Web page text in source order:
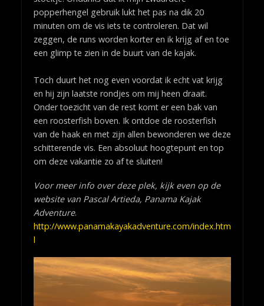
popperhengel gebruik lukt het pas na dik 20
minuten om de vis iets te controleren. Dat wil
zeggen, de runs worden korter en ik krijg af en toe
een glimp te zien in de buurt van de kajak.
Toch duurt het nog even voordat ik echt vat krijg
en hij zijn laatste rondjes om mij heen draait.
Onder toezicht van de rest komt er een bak van
een roosterfish boven. Ik ontdoe de roosterfish
van de haak en met zijn allen bewonderen we deze
schitterende vis. Een absoluut hoogtepunt en top
om deze vakantie zo af te sluiten!
Voor meer info over deze plek, kijk even op de
website van Pascal Artieda, Panama Kajak
Adventure.
http://www.panamakayakadventure.com/index.htm
l